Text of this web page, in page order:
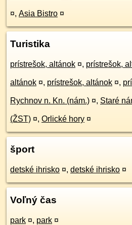
¤, Asia Bistro ¤
Turistika
prístrešok, altánok ¤, prístrešok,
altánok ¤, prístrešok, altánok ¤,
Rychnov n. Kn. (nám.) ¤, Staré
(ŽST) ¤, Orlické hory ¤
šport
detské ihrisko ¤, detské ihrisko ¤
Voľný čas
park ¤, park ¤